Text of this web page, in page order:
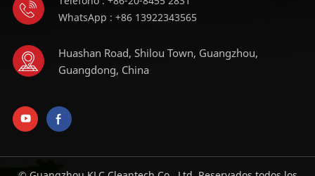
WhatsApp : +86 13922343565
Huashan Road, Shilou Town, Guangzhou,
Guangdong, China